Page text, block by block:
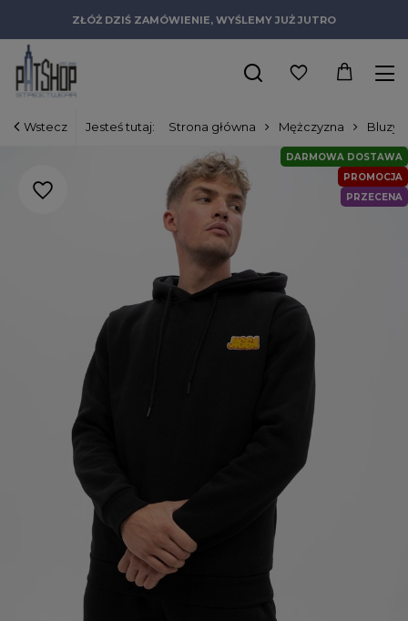
ZŁÓŻ DZIŚ ZAMÓWIENIE, WYŚLEMY JUŻ JUTRO
Wstecz Jesteś tutaj: Strona główna Mężczyzna Bluzy
PROMOCJA
PRZECENA
DARMOWA DOSTAWA